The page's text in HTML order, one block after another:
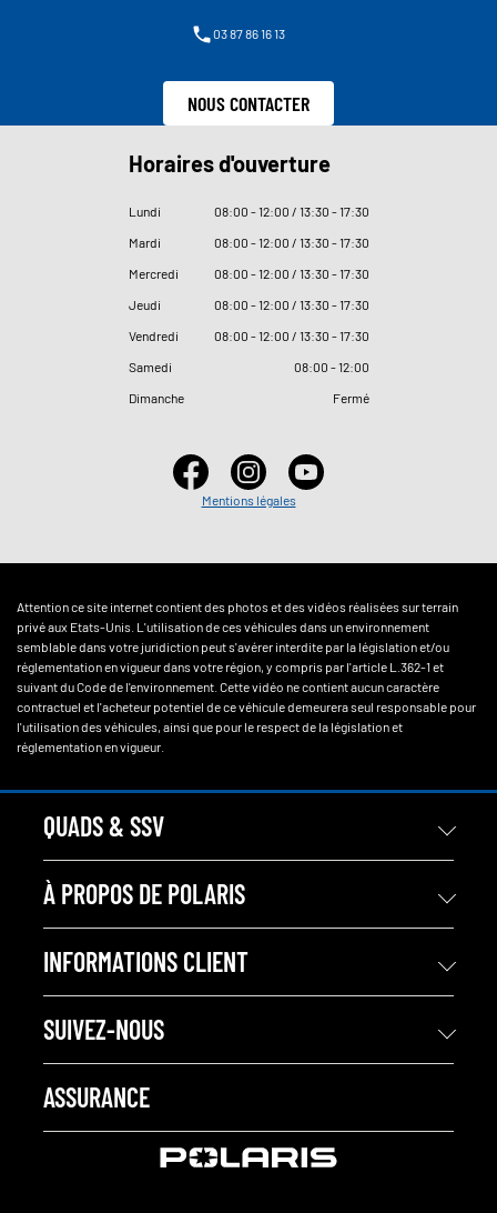
03 87 86 16 13
NOUS CONTACTER
Horaires d'ouverture
Lundi 08:00 - 12:00 / 13:30 - 17:30
Mardi
08:00 - 12:00 / 13:30 - 17:30
Mercredi
08:00 - 12:00 / 13:30 - 17:30
Jeudi
08:00 - 12:00 / 13:30 - 17:30
Vendredi
08:00 - 12:00 / 13:30 - 17:30
Samedi
08:00 - 12:00
Dimanche
Fermé
Mentions légales
Attention ce site internet contient des photos et des vidéos réalisées sur terrain
privé aux Etats-Unis. L'utilisation de ces véhicules dans un environnement
semblable dans votre juridiction peut s'avérer interdite par la législation et/ou
réglementation en vigueur dans votre région, y compris par l'article L.362-1 et
suivant du Code de l'environnement. Cette vidéo ne contient aucun caractère
contractuel et l'acheteur potentiel de ce véhicule demeurera seul responsable pour
l'utilisation des véhicules, ainsi que pour le respect de la législation et
réglementation en vigueur.
QUADS & SSV
À PROPOS DE POLARIS
INFORMATIONS CLIENT
SUIVEZ-NOUS
ASSURANCE